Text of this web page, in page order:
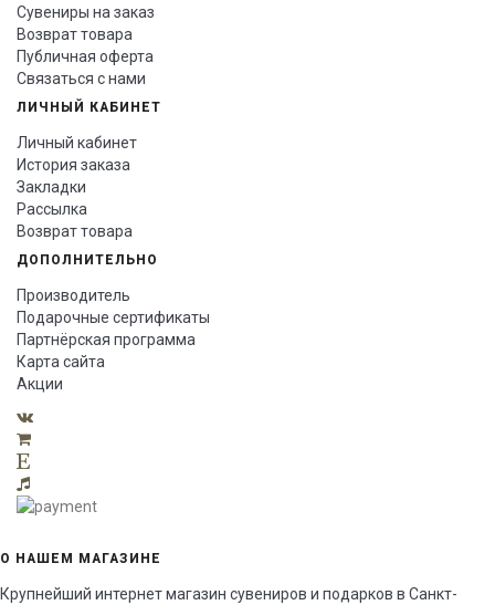
Сувениры на заказ
Возврат товара
Публичная оферта
Связаться с нами
ЛИЧНЫЙ КАБИНЕТ
Личный кабинет
История заказа
Закладки
Рассылка
Возврат товара
ДОПОЛНИТЕЛЬНО
Производитель
Подарочные сертификаты
Партнёрская программа
Карта сайта
Акции
О НАШЕМ МАГАЗИНЕ
Крупнейший интернет магазин сувениров и подарков в Санкт-